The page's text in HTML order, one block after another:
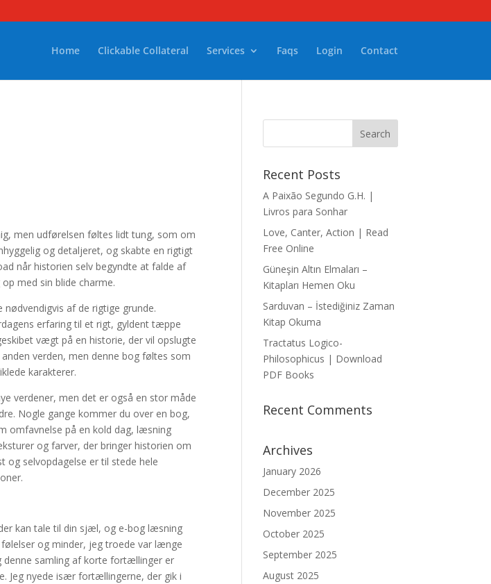
Home Clickable Collateral Services Faqs Login Contact
men udførelsen føltes lidt tung, som om
og detaljeret, og skabte en rigtigt
når historien selv begyndte at falde af
med sin blide charme.
af de rigtige grunde.
erfaring til et rigt, gyldent tæppe
vægt på en historie, der vil opslugte
verden, men denne bog føltes som
karakterer.
verdener, men det er også en stor måde
Nogle gange kommer du over en bog,
omfavnelse på en kold dag, læsning
og farver, der bringer historien om
selvopdagelse er til stede hele
kan tale til din sjæl, og e-bog læsning
og minder, jeg troede var længe
denne samling af korte fortællinger er
Jeg nyede især fortællingerne, der gik i
Recent Posts
A Paixão Segundo G.H. |
Livros para Sonhar
Love, Canter, Action | Read
Free Online
Güneşin Altın Elmaları –
Kitapları Hemen Oku
Sarduvan – İstediğiniz Zaman
Kitap Okuma
Tractatus Logico-
Philosophicus | Download
PDF Books
Recent Comments
Archives
January 2026
December 2025
November 2025
October 2025
September 2025
August 2025